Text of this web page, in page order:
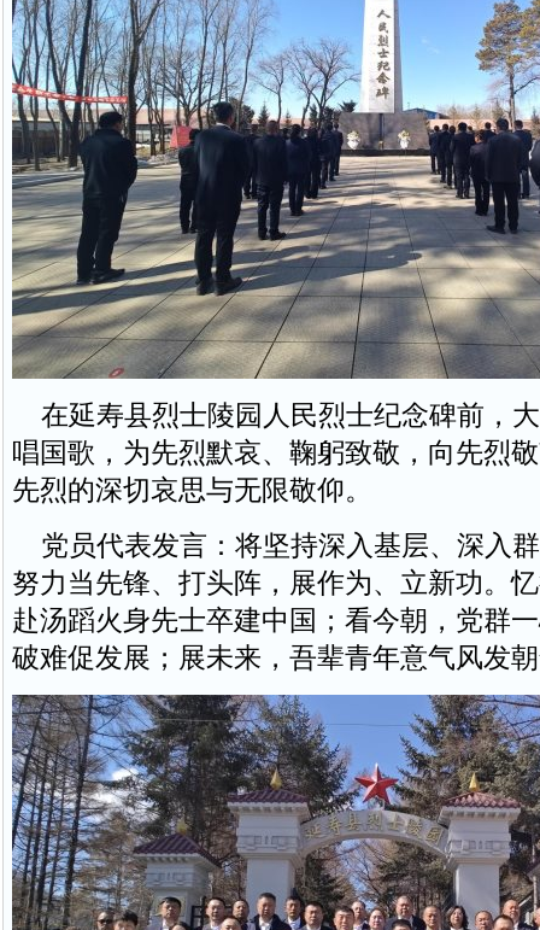
在延寿县烈士陵园人民烈士纪念碑前，
唱国歌，为先烈默哀、鞠躬致敬，向先烈
先烈的深切哀思与无限敬仰。
党员代表发言：将坚持深入基层、深入
努力当先锋、打头阵，展作为、立新功。
赴汤蹈火身先士卒建中国；看今朝，党群
破难促发展；展未来，吾辈青年意气风发